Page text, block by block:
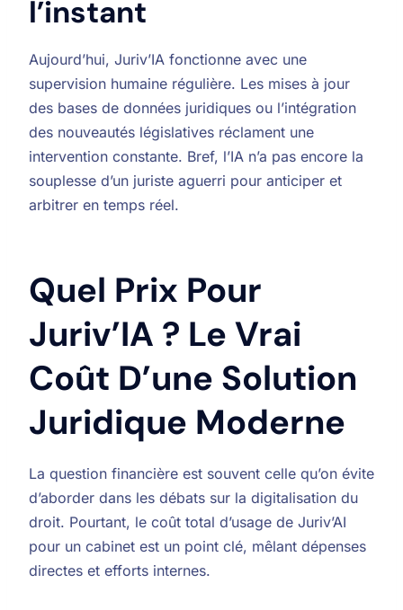
l’instant
Aujourd’hui, Juriv’IA fonctionne avec une
supervision humaine régulière. Les mises à jour
des bases de données juridiques ou l’intégration
des nouveautés législatives réclament une
intervention constante. Bref, l’IA n’a pas encore la
souplesse d’un juriste aguerri pour anticiper et
arbitrer en temps réel.
Quel Prix Pour
Juriv’IA ? Le Vrai
Coût D’une Solution
Juridique Moderne
La question financière est souvent celle qu’on évite
d’aborder dans les débats sur la digitalisation du
droit. Pourtant, le coût total d’usage de Juriv’AI
pour un cabinet est un point clé, mêlant dépenses
directes et efforts internes.